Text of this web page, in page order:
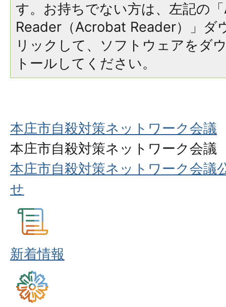
す。お持ちでない方は、左記の
Reader（Acrobat Reader）」ダ
リックして、ソフトウェアをダ
トールしてください。
本庄市自殺対策ネットワーク会議
本庄市自殺対策ネットワーク会議
本庄市自殺対策ネットワーク会議
せ
新着情報